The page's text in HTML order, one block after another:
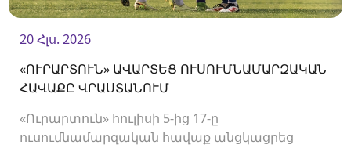
20 Հլս. 2026
«ՈՒՐԱՐՏՈՒՆ» ԱՎԱՐՏԵՑ ՈՒՍՈՒՄՆԱՄԱՐԶԱԿԱՆ
ՀԱՎԱՔԸ ՎՐԱՍՏԱՆՈՒՄ
«Ուրարտուն» հուլիսի 5-ից 17-ը
ուսումնամարզական հավաք անցկացրեց